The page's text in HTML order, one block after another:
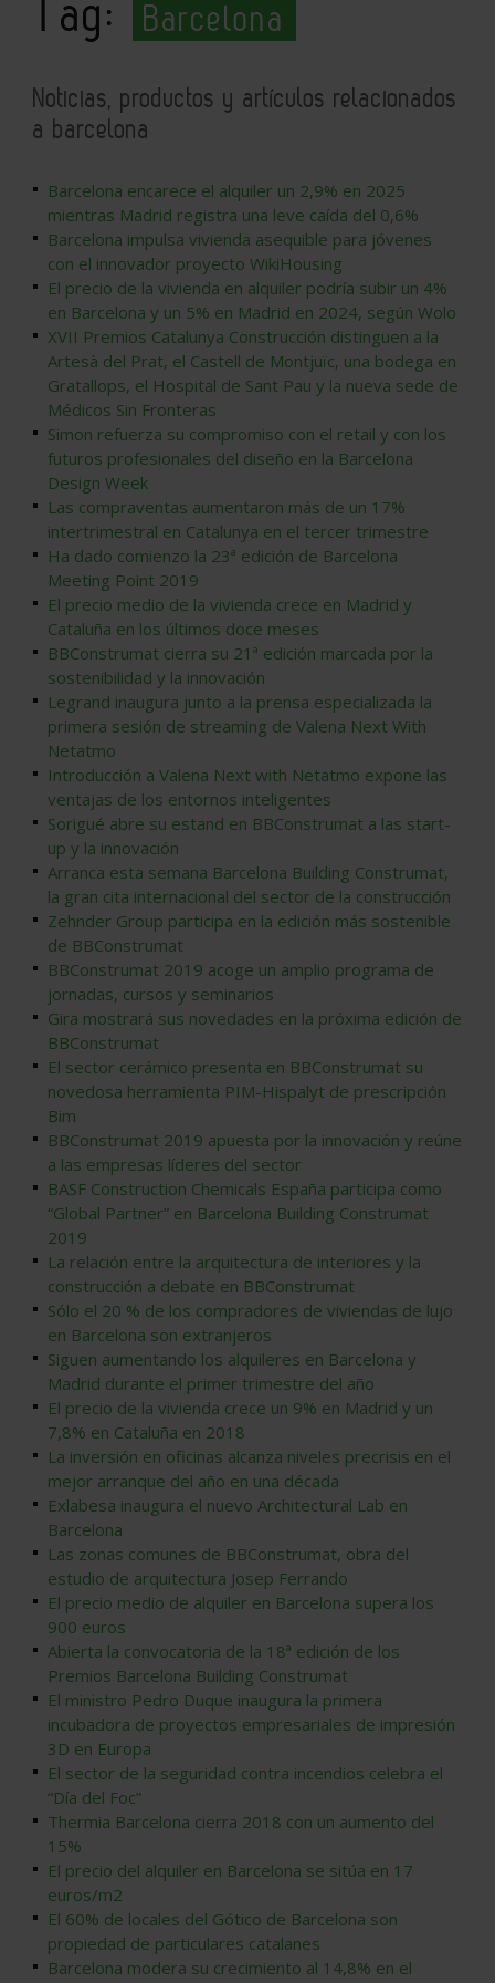
Tag: Barcelona
Noticias, productos y artículos relacionados
a barcelona
Barcelona encarece el alquiler un 2,9% en 2025
mientras Madrid registra una leve caída del 0,6%
Barcelona impulsa vivienda asequible para jóvenes
con el innovador proyecto WikiHousing
El precio de la vivienda en alquiler podría subir un 4%
en Barcelona y un 5% en Madrid en 2024, según Wolo
XVII Premios Catalunya Construcción distinguen a la
Artesà del Prat, el Castell de Montjuïc, una bodega en
Gratallops, el Hospital de Sant Pau y la nueva sede de
Médicos Sin Fronteras
Simon refuerza su compromiso con el retail y con los
futuros profesionales del diseño en la Barcelona
Design Week
Las compraventas aumentaron más de un 17%
intertrimestral en Catalunya en el tercer trimestre
Ha dado comienzo la 23ª edición de Barcelona
Meeting Point 2019
El precio medio de la vivienda crece en Madrid y
Cataluña en los últimos doce meses
BBConstrumat cierra su 21ª edición marcada por la
sostenibilidad y la innovación
Legrand inaugura junto a la prensa especializada la
primera sesión de streaming de Valena Next With
Netatmo
Introducción a Valena Next with Netatmo expone las
ventajas de los entornos inteligentes
Sorigué abre su estand en BBConstrumat a las start-
up y la innovación
Arranca esta semana Barcelona Building Construmat,
la gran cita internacional del sector de la construcción
Zehnder Group participa en la edición más sostenible
de BBConstrumat
BBConstrumat 2019 acoge un amplio programa de
jornadas, cursos y seminarios
Gira mostrará sus novedades en la próxima edición de
BBConstrumat
El sector cerámico presenta en BBConstrumat su
novedosa herramienta PIM-Hispalyt de prescripción
Bim
BBConstrumat 2019 apuesta por la innovación y reúne
a las empresas líderes del sector
BASF Construction Chemicals España participa como
“Global Partner” en Barcelona Building Construmat
2019
La relación entre la arquitectura de interiores y la
construcción a debate en BBConstrumat
Sólo el 20 % de los compradores de viviendas de lujo
en Barcelona son extranjeros
Siguen aumentando los alquileres en Barcelona y
Madrid durante el primer trimestre del año
El precio de la vivienda crece un 9% en Madrid y un
7,8% en Cataluña en 2018
La inversión en oficinas alcanza niveles precrisis en el
mejor arranque del año en una década
Exlabesa inaugura el nuevo Architectural Lab en
Barcelona
Las zonas comunes de BBConstrumat, obra del
estudio de arquitectura Josep Ferrando
El precio medio de alquiler en Barcelona supera los
900 euros
Abierta la convocatoria de la 18ª edición de los
Premios Barcelona Building Construmat
El ministro Pedro Duque inaugura la primera
incubadora de proyectos empresariales de impresión
3D en Europa
El sector de la seguridad contra incendios celebra el
“Día del Foc”
Thermia Barcelona cierra 2018 con un aumento del
15%
El precio del alquiler en Barcelona se sitúa en 17
euros/m2
El 60% de locales del Gótico de Barcelona son
propiedad de particulares catalanes
Barcelona modera su crecimiento al 14,8% en el